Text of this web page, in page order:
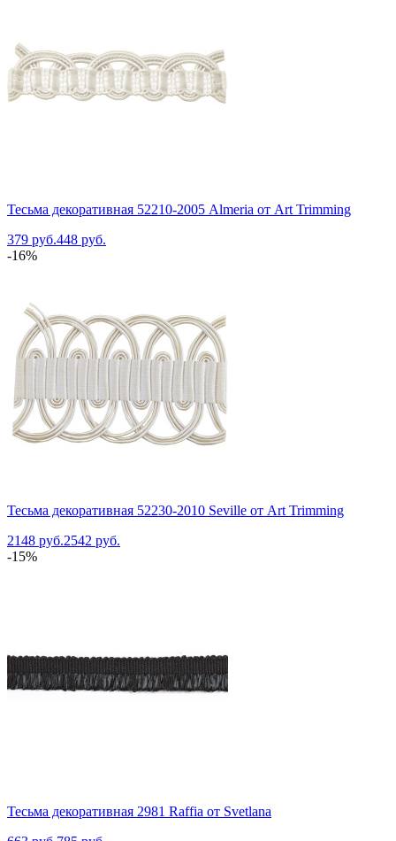
Тесьма декоративная 52210-2005 Almeria от Art Trimming
379 руб.448 руб.
-16%
Тесьма декоративная 52230-2010 Seville от Art Trimming
2148 руб.2542 руб.
-15%
Тесьма декоративная 2981 Raffia от Svetlana